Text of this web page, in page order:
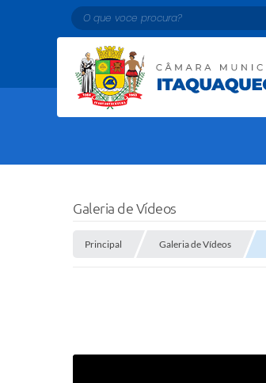
O que voce procura?
Galeria de Vídeos
Principal Galeria de Vídeos